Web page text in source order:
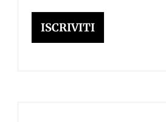
mail
ISCRIVITI